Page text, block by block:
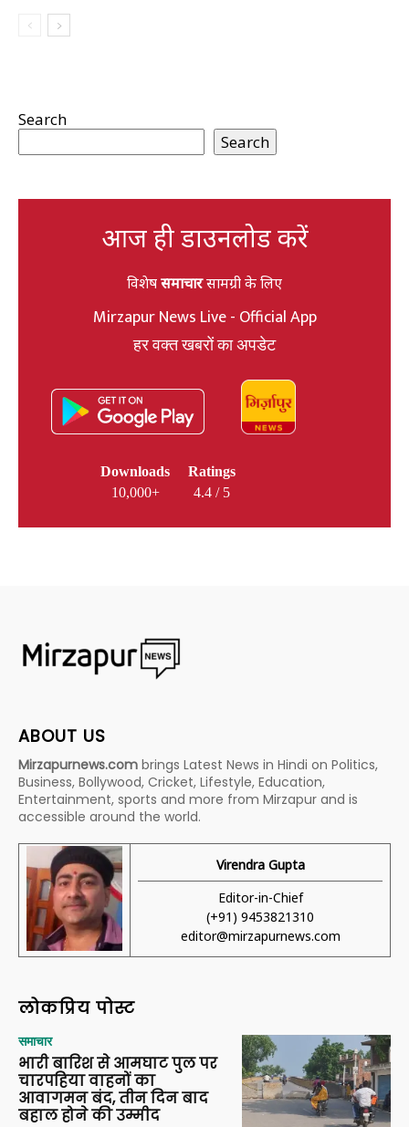
Search
Search
आज ही डाउनलोड करें
विशेषसमाचारसामग्री के लिए
Mirzapur News Live - Official App
हर वक्त खबरों का अपडेट
Downloads
10,000+
Ratings
4.4 / 5
ABOUT US
Mirzapurnews.com brings Latest News in Hindi on Politics,
Business, Bollywood, Cricket, Lifestyle, Education,
Entertainment, sports and more from Mirzapur and is
accessible around the world.
Virendra Gupta
Editor-in-Chief
(+91) 9453821310
editor@mirzapurnews.com
लोकप्रिय पोस्ट
समाचार
भारी बारिश से आमघाट पुल पर
चारपहिया वाहनों का
आवागमन बंद, तीन दिन बाद
बहाल होने की उम्मीद